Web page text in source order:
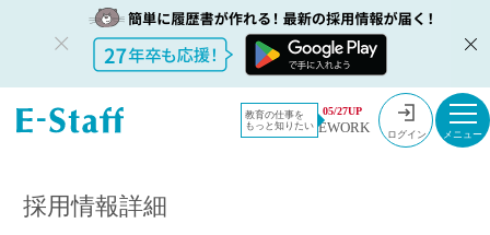
教育の仕事を
もっと知りたい
05/27UP
EWORK ログイン
教員採用情
報のイー・
採用情報
国語 四條畷学園中学校の常勤講師 2026年4月採用
採用情報詳細